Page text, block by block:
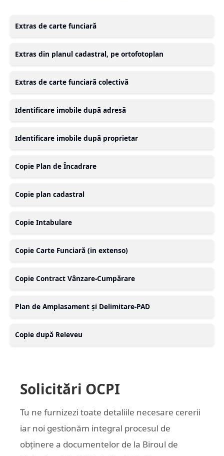
Extras de carte funciară
Extras din planul cadastral, pe ortofotoplan
Extras de carte funciară colectivă
Identificare imobile după adresă
Identificare imobile după proprietar
Copie Plan de Încadrare
Copie plan cadastral
Copie Intabulare
Copie Carte Funciară (in extenso)
Copie Contract Vânzare-Cumpărare
Plan de Amplasament și Delimitare-PAD
Copie după Releveu
Solicitări OCPI
Tu ne furnizezi toate detaliile necesare cererii
iar noi gestionăm integral procesul de
obținere a documentelor de la Biroul de